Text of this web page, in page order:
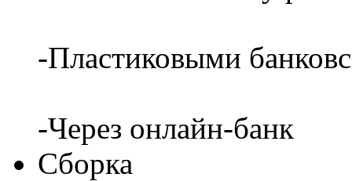
-Пластиковыми
-Через онлайн-банк
Сборка